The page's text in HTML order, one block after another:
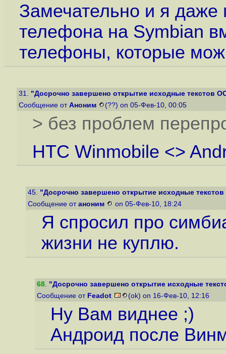
Замечательно и я даже
телефона на Symbian
телефоны, которые
31. "Досрочно завершено открытие исходные текстов
Сообщение от Аноним (??) on 05-Фев-10, 00:05
> без проблем
HTC Winmobile <>
45. "Досрочно завершено открытие исходные
Сообщение от аноним on 05-Фев-10, 18:24
Я спросил про
жизни не куплю.
68. "Досрочно завершено открытие исходные
Сообщение от Feadot (ok) on 16-Фев-10, 12:16
Ну Вам виднее ;)
Андроид после